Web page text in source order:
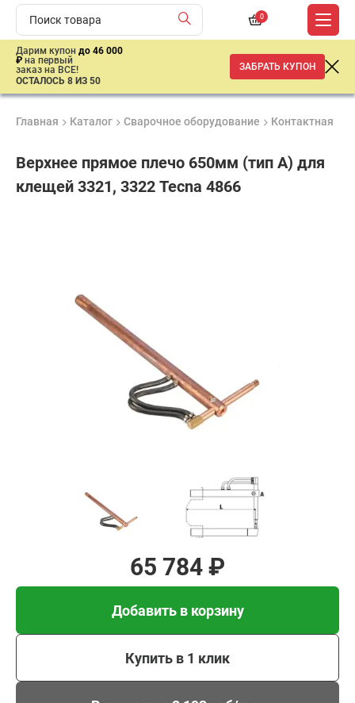
0
Дарим купон до 46 000
₽ на первый
заказ на ВСЕ!
ОСТАЛОСЬ 8 ИЗ 50
ЗАБРАТЬ КУПОН
Главная Каталог Сварочное оборудование Контактная
Верхнее прямое плечо 650мм (тип A) для
клещей 3321, 3322 Tecna 4866
65 784 ₽
Добавить в корзину
Купить в 1 клик
Добавить в корзину